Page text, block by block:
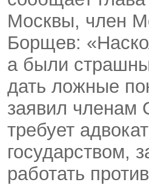
Москвы, член
Борщев:
а были
дать ложные
заявил членам
требует
государством,
работать